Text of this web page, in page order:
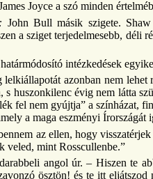
Joyce a szó minden
John Bull másik szigete.
a sziget terjedelmesebb, déli
intézkedések
lelkiállapotát azonban nem
huszonkilenc évig nem látta
fel nem gyújtja” a színházat,
a maga eszményi
az ellen, hogy
veled, mint Rosscullenbe.”
angol úr. – Hiszen te
ösztön! és te itt